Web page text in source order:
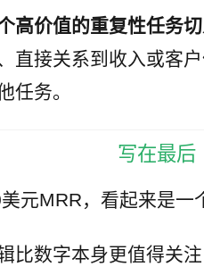
高价值的重复性任务
直接关系到收入或客
任务。
写在最后
元MRR，看起来是一
比数字本身更值得关